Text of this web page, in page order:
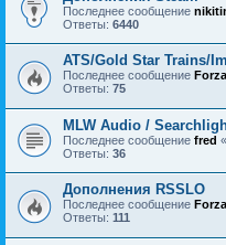
Последнее сообщение
Ответы: 6440
ATS/Gold Star Trains/
Последнее сообщение
Ответы: 75
MLW Audio /
Последнее сообщение fred «
Ответы: 36
Дополнения RSSLO
Последнее сообщение
Ответы: 111